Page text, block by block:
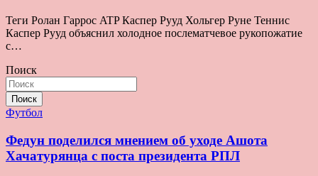
Теги Ролан Гаррос ATP Каспер Рууд Хольгер Руне Теннис
Каспер Рууд объяснил холодное послематчевое рукопожатие
с…
Поиск
Поиск
Футбол
Федун поделился мнением об уходе Ашота
Хачатурянца с поста президента РПЛ